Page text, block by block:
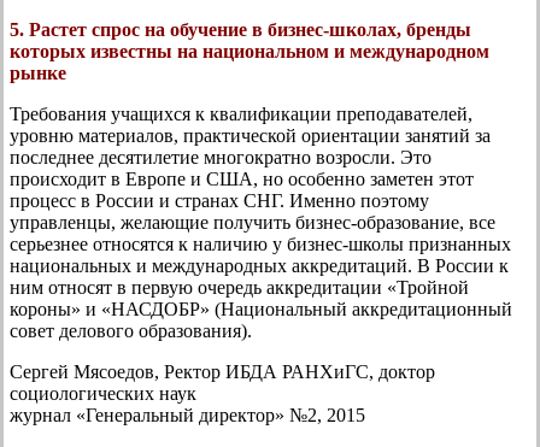
5. Растет спрос на обучение в бизнес-школах, бренды
которых известны на национальном и международном
рынке
Требования учащихся к квалификации преподавателей,
уровню материалов, практической ориентации занятий за
последнее десятилетие многократно возросли. Это
происходит в Европе и США, но особенно заметен этот
процесс в России и странах СНГ. Именно поэтому
управленцы, желающие получить бизнес-образование, все
серьезнее относятся к наличию у бизнес-школы признанных
национальных и международных аккредитаций. В России к
ним относят в первую очередь аккредитации «Тройной
короны» и «НАСДОБР» (Национальный аккредитационный
совет делового образования).
Сергей Мясоедов, Ректор ИБДА РАНХиГС, доктор
социологических наук
журнал «Генеральный директор» №2, 2015